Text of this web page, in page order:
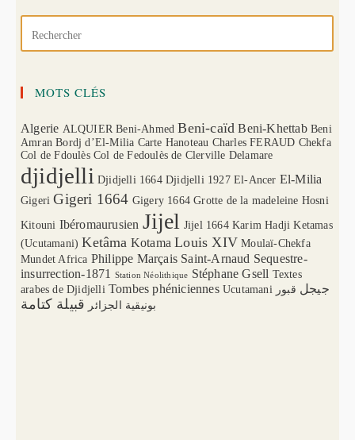
MOTS CLÉS
Algerie ALQUIER Beni-Ahmed Beni-caïd Beni-Khettab Beni
Amran Bordj d’El-Milia Carte Hanoteau Charles FERAUD Chekfa
Col de Fdoulès Col de Fedoulès de Clerville Delamare
djidjelli Djidjelli 1664 Djidjelli 1927 El-Ancer El-Milia
Gigeri Gigeri 1664 Gigery 1664 Grotte de la madeleine Hosni
Kitouni Ibéromaurusien Jijel Jijel 1664 Karim Hadji Ketamas
(Ucutamani) Ketâma Kotama Louis XIV Moulaï-Chekfa
Mundet Africa Philippe Marçais Saint-Arnaud Sequestre-
insurrection-1871
Station Néolithique Stéphane Gsell Textes
arabes de Djidjelli Tombes phéniciennes Ucutamani جيجل قبور
بونيقية الجزائر قبيلة كتامة